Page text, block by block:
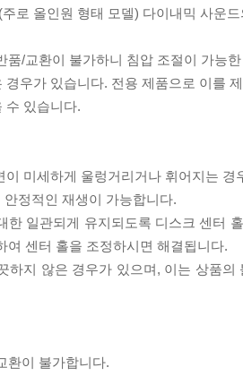
로 올인원 형태 모델) 다이내믹 사운
/교환이 불가하니 침압 조절이 가능
우가 있습니다. 전용 제품으로 이를
수 있습니다.
미세하게 울렁거리거나 휘어지는 경
정적인 재생이 가능합니다.
일관되게 유지되도록 디스크 센터
여 센터 홀을 조정하시면 해결됩니다.
지 않은 경우가 있으며, 이는 상품
환이 불가합니다.